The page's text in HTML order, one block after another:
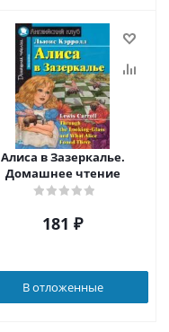
Алиса в Зазеркалье.
Домашнее чтение
181 ₽
В отложенные